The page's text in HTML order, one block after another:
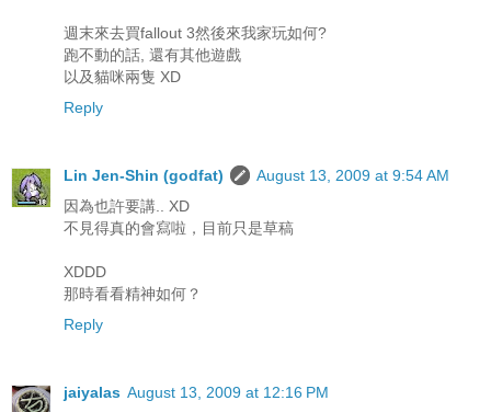
週末來去買fallout 3然後來我家玩如何?
跑不動的話, 還有其他遊戲
以及貓咪兩隻 XD
Reply
Lin Jen-Shin (godfat)
August 13, 2009 at 9:54 AM
因為也許要講.. XD
不見得真的會寫啦，目前只是草稿
XDDD
那時看看精神如何？
Reply
jaiyalas August 13, 2009 at 12:16 PM